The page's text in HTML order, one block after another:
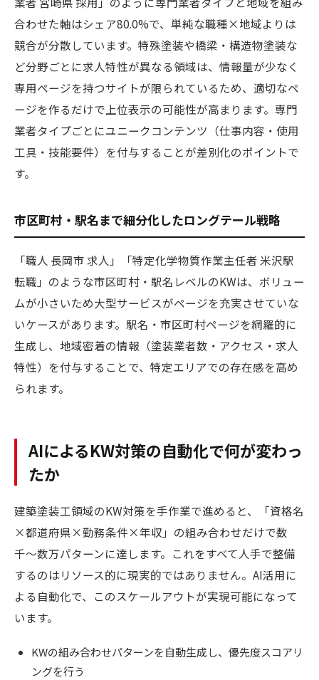
合わせた軸はシェア80.0%で、単純な職種×地域よりは
競合が分散しています。特殊塗装や橋梁・構造物塗装な
ど分野ごとに求人特性が異なる領域は、情報量が少なく
専用ページを持つサイトが限られているため、適切なペ
ージを作るだけで上位表示の可能性が高まります。専門
業者タイプごとにユニークコンテンツ（仕事内容・使用
工具・技能要件）を付与することが差別化のポイントで
す。
市区町村・駅名まで細分化したロングテール戦略
「職人 長岡市 求人」「特定化学物質作業主任者 米沢駅
転職」のような市区町村・駅名レベルのKWは、ボリュー
ムが小さいため大型サービスがページを充実させていな
いケースがあります。駅名・市区町村ページを網羅的に
生成し、地域密着の情報（塗装業者数・アクセス・求人
特性）を付与することで、特定エリアでの存在感を高め
られます。
AIによるKW対策の自動化で何が変わっ
たか
建築塗装工領域のKW対策を手作業で進めると、「資格名
×都道府県×勤務条件×年収」の組み合わせだけで数
千〜数万パターンに達します。これをすべて人手で整備
するのはリソース的に現実的ではありません。AI活用に
よる自動化で、このスケールアウトが実現可能になって
います。
KWの組み合わせパターンを自動生成し、優先度スコアリ
ングを行う